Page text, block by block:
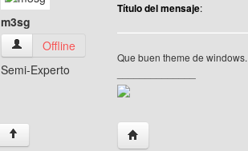
m3sg
m3sg Ver perfil del usuario
Offline
Semi-Experto
Título del mensaje:
Que buen theme de
↑ Visitar sitio web del